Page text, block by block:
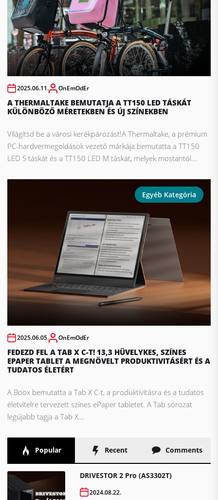
2025.06.11. OnEmOdEr
A THERMALTAKE BEMUTATJA A TT150 LED TÁSKÁT
KÜLÖNBÖZŐ MÉRETEKBEN ÉS ÚJ SZÍNEKBEN
Világítsd be a városi kerékpározást!A Thermaltake, a prémium
PC-hardvermegoldások vezető márkája bemutatta a TT150
LED S táskát és a TT150 LED M táskát, melyek mostantól...
Egyéb Kategória
2025.06.05. OnEmOdEr
FEDEZD FEL A TAB X C-T! 13,3 HÜVELYKES, SZÍNES
EPAPER TABLET A MEGNÖVELT PRODUKTIVITÁSÉRT ÉS A
TUDATOS ÉLETÉRT
A Boox bemutatta a Tab X C-t, a produktivitásra és a tudatos
életvitelre tervezett színes ePaper tabletet. A Tab sorozat
legújabb tagja a Tab X...
Popular Recent Comments
DRIVESTOR 2 Pro (AS3302T)
2024.08.22.